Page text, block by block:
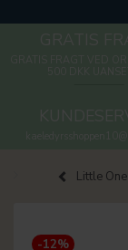
Little One
-12%